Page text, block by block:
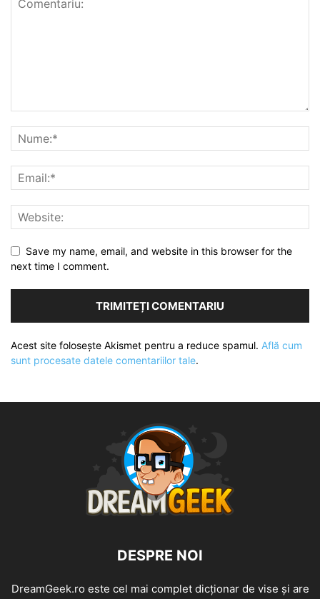
Save my name, email, and website in this browser for the
next time I comment.
Acest site folosește Akismet pentru a reduce spamul. Află cum
sunt procesate datele comentariilor tale.
DESPRE NOI
DreamGeek.ro este cel mai complet dicționar de vise și are